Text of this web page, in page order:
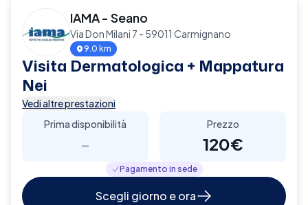
IAMA - Seano
Via Don Milani 7 - 59011 Carmignano
9.0 km
Visita Dermatologica + Mappatura
Nei
Vedi altre prestazioni
Prima disponibilità
-
Prezzo
120€
Pagamento in sede
Scegli giorno e ora